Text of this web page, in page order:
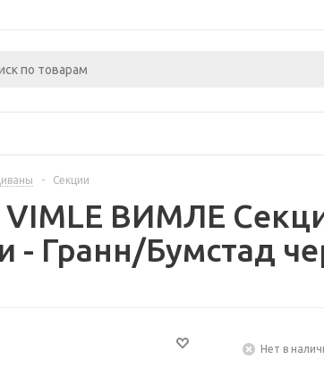
- Секции
VIMLE ВИМЛЕ
- Гранн/Бумстад
Нет в